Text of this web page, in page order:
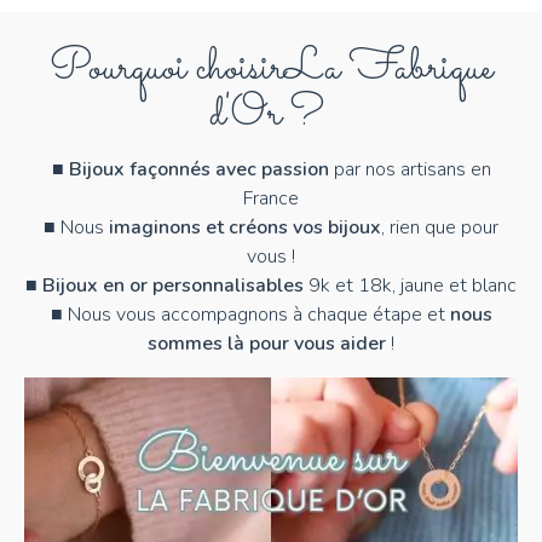
Pourquoi choisirLa Fabrique
d'Or ?
■ Bijoux façonnés avec passion par nos artisans en
France
■ Nous imaginons et créons vos bijoux, rien que pour
vous !
■ Bijoux en or personnalisables 9k et 18k, jaune et blanc
■ Nous vous accompagnons à chaque étape et nous
sommes là pour vous aider !